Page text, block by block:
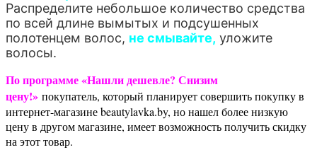
Распределите небольшое количество средства
по всей длине вымытых и подсушенных
полотенцем волос, не смывайте, уложите
волосы.
По программе «Нашли дешевле? Снизим
цену!» покупатель, который планирует совершить покупку в
интернет-магазине beautylavka.by, но нашел более низкую
цену в другом магазине, имеет возможность получить скидку
на этот товар.